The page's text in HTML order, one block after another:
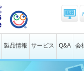
製品情報 サービス Q&A 会